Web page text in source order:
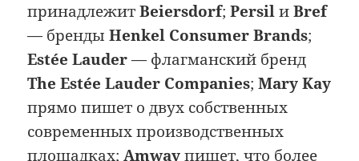
принадлежитBeiersdorf;PersilиBref
— брендыHenkel Consumer Brands;
Estée Lauder— флагманский бренд
The Estée Lauder Companies;Mary Kay
прямо пишет о двух собственных
современных производственных
площадках;Amwayпишет, что более